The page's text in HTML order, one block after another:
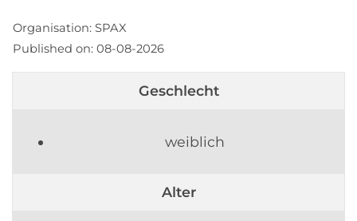
Organisation: SPAX
Published on: 08-08-2026
Geschlecht
weiblich
Alter